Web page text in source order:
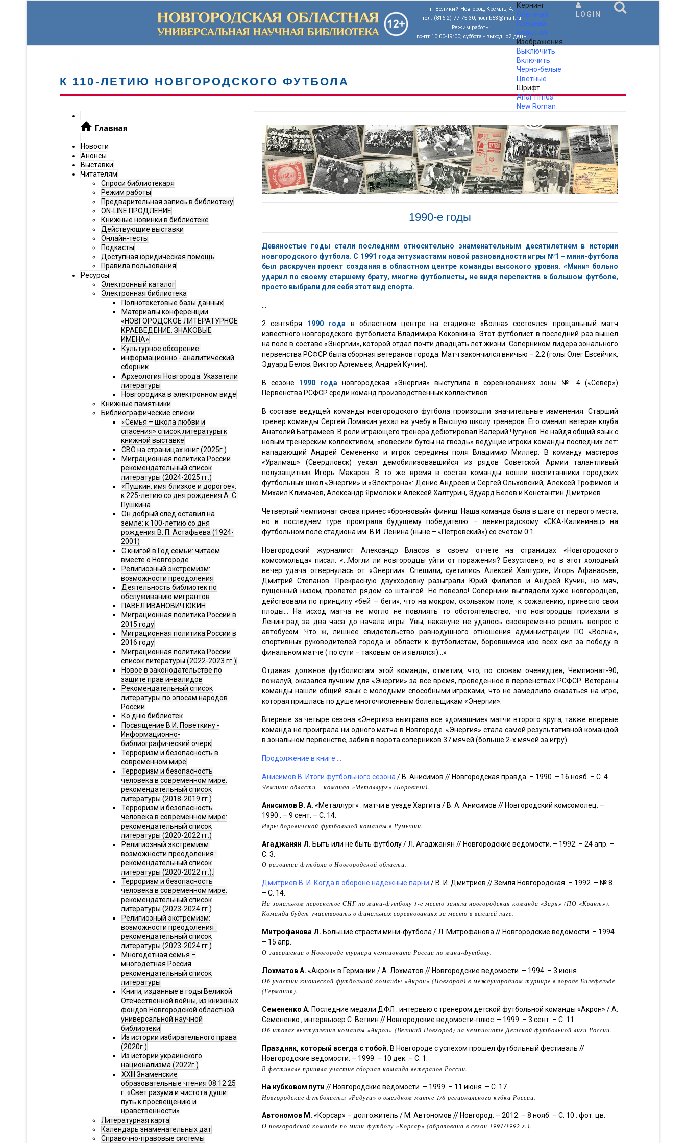
г. Великий Новгород, Кремль, 4;
тел. (816-2) 77-75-30, nounb53@mail.ru
Режим работы:
вс-пт 10:00-19:00; суббота - выходной день
Кернинг
Обычный
Средний
Большой
Изображения
Выключить
Включить
Черно-белые
Цветные
Шрифт
ArialTimes
New Roman
LOGIN
К 110-ЛЕТИЮ НОВГОРОДСКОГО ФУТБОЛА
Новости
Анонсы
Выставки
Читателям
Спроси библиотекаря
Режим работы
Предварительная запись в библиотеку
ON-LINE ПРОДЛЕНИЕ
Книжные новинки в библиотеке
Действующие выставки
Онлайн-тесты
Подкасты
Доступная юридическая помощь
Правила пользования
Ресурсы
Электронный каталог
Электронная библиотека
Полнотекстовые базы данных
Материалы конференции
«НОВГОРОДСКОЕ ЛИТЕРАТУРНОЕ
КРАЕВЕДЕНИЕ: ЗНАКОВЫЕ
ИМЕНА»
Культурное обозрение:
информационно - аналитический
сборник
Археология Новгорода. Указатели
литературы
Новгородика в электронном виде
Книжные памятники
Библиографические списки
«Семья – школа любви и
спасения» список литературы к
книжной выставке
СВО на страницах книг (2025г.)
Миграционная политика России
рекомендательный список
литературы (2024-2025 гг.)
«Пушкин: имя близкое и дорогое»:
к 225-летию со дня рождения А. С.
Пушкина
Он добрый след оставил на
земле: к 100-летию со дня
рождения В. П. Астафьева (1924-
2001)
С книгой в Год семьи: читаем
вместе о Новгороде
Религиозный экстремизм:
возможности преодоления
Деятельность библиотек по
обслуживанию мигрантов
ПАВЕЛ ИВАНОВИЧ ЮКИН
Миграционная политика России в
2015 году
Миграционная политика России в
2016 году
Миграционная политика России
список литературы (2022-2023 гг.)
Новое в законодательстве по
защите прав инвалидов
Рекомендательный список
литературы по эпосам народов
России
Ко дню библиотек
Посвящение В.И. Поветкину -
Информационно-
библиографический очерк
Терроризм и безопасность в
современном мире
Терроризм и безопасность
человека в современном мире:
рекомендательный список
литературы (2018-2019 гг.)
Терроризм и безопасность
человека в современном мире:
рекомендательный список
литературы (2020-2022 гг.)
Религиозный экстремизм:
возможности преодоления :
рекомендательный список
литературы (2020-2022 гг.).
Терроризм и безопасность
человека в современном мире:
рекомендательный список
литературы (2023-2024 гг.)
Религиозный экстремизм:
возможности преодоления :
рекомендательный список
литературы (2023-2024 гг.)
Многодетная семья –
многодетная Россия
рекомендательный список
литературы
Книги, изданные в годы Великой
Отечественной войны, из книжных
фондов Новгородской областной
универсальной научной
библиотеки
Из истории избирательного права
(2020г.)
Из истории украинского
национализма (2022г.)
XXIII Знаменские
образовательные чтения 08.12.25
г. «Свет разума и чистота души:
путь к просвещению и
нравственности»
Литературная карта
Календарь знаменательных дат
Справочно-правовые системы
1990-е годы
Девяностые годы стали последним относительно знаменательным десятилетием в истории
новгородского футбола. С 1991 года энтузиастами новой разновидности игры №1 – мини-футбола
был раскручен проект создания в областном центре команды высокого уровня. «Мини» больно
ударил по своему старшему брату, многие футболисты, не видя перспектив в большом футболе,
просто выбрали для себя этот вид спорта.
2 сентября 1990 года
в областном центре на стадионе «Волна» состоялся прощальный матч
известного новгородского футболиста Владимира Коковкина. Этот футболист в последний раз вышел
на поле в составе «Энергии», которой отдал почти двадцать лет жизни. Соперником лидера зонального
первенства РСФСР была сборная ветеранов города. Матч закончился вничью – 2:2 (голы Олег Евсейчик,
Эдуард Белов; Виктор Артемьев, Андрей Кучин).
В сезоне 1990 года новгородская «Энергия» выступила в соревнованиях зоны № 4 («Север»)
Первенства РСФСР среди команд производственных коллективов.
В составе ведущей команды новгородского футбола произошли значительные изменения. Старший
тренер команды Сергей Ломакин уехал на учебу в Высшую школу тренеров. Его сменил ветеран клуба
Анатолий Батрамеев. В роли играющего тренера дебютировал Валерий Чугунов. Не найдя общий язык с
новым тренерским коллективом, «повесили бутсы на гвоздь» ведущие игроки команды последних лет:
нападающий Андрей Семененко и игрок середины поля Владимир Миллер. В команду мастеров
«Уралмаш» (Свердловск) уехал демобилизовавшийся из рядов Советской Армии талантливый
полузащитник Игорь Макаров. В то же время в состав команды вошли воспитанники городских
футбольных школ «Энергии» и «Электрона»: Денис Андреев и Сергей Ольховский, Алексей Трофимов и
Михаил Климачев, Александр Ярмолюк и Алексей Халтурин, Эдуард Белов и Константин Дмитриев.
Четвертый чемпионат снова принес «бронзовый» финиш. Наша команда была в шаге от первого места,
но в последнем туре проиграла будущему победителю – ленинградскому «СКА-Калининец» на
футбольном поле стадиона им. В.И. Ленина (ныне – «Петровский») со счетом 0:1.
Новгородский журналист Александр Власов в своем отчете на страницах «Новгородского
комсомольца» писал: «...Могли ли новгородцы уйти от поражения? Безусловно, но в этот холодный
вечер удача отвернулась от «Энергии». Спешили, суетились Алексей Халтурин, Игорь Афанасьев,
Дмитрий Степанов. Прекрасную двухходовку разыграли Юрий Филипов и Андрей Кучин, но мяч,
пущенный низом, пролетел рядом со штангой. Не повезло! Соперники выглядели хуже новгородцев,
действовали по принципу «бей – беги», что на мокром, скользком поле, к сожалению, принесло свои
плоды... На исход матча не могло не повлиять то обстоятельство, что новгородцы приехали в
Ленинград за два часа до начала игры. Увы, накануне не удалось своевременно решить вопрос с
автобусом. Что ж, лишнее свидетельство равнодушного отношения администрации ПО «Волна»,
спортивных руководителей города и области к футболистам, боровшимся изо всех сил за победу в
финальном матче ( по сути – таковым он и являлся)...»
Отдавая должное футболистам этой команды, отметим, что, по словам очевидцев, Чемпионат-90,
пожалуй, оказался лучшим для «Энергии» за все время, проведенное в первенствах РСФСР. Ветераны
команды нашли общий язык с молодыми способными игроками, что не замедлило сказаться на игре,
которая пришлась по душе многочисленным болельщикам «Энергии».
Впервые за четыре сезона «Энергия» выиграла все «домашние» матчи второго круга, также впервые
команда не проиграла ни одного матча в Новгороде. «Энергия» стала самой результативной командой
в зональном первенстве, забив в ворота соперников 37 мячей (больше 2-х мячей за игру).
Продолжение в книге ...
Анисимов В. Итоги футбольного сезона / В. Анисимов // Новгородская правда. – 1990. – 16 нояб. – С. 4.
Чемпион области – команда «Металлург» (Боровичи).
Анисимов В. А. «Металлург» : матчи в уезде Харгита / В. А. Анисимов // Новгородский комсомолец. –
1990 . – 9 сент. – С. 14.
Игры боровичской футбольной команды в Румынии.
Агаджанян Л. Быть или не быть футболу / Л. Агаджанян // Новгородские ведомости. – 1992. – 24 апр. –
С. 3.
О развитии футбола в Новгородской области.
Дмитриев В. И. Когда в обороне надежные парни / В. И. Дмитриев // Земля Новгородская. – 1992. – № 8.
– С. 14.
На зональном первенстве СНГ по мини-футболу 1-е место заняла новгородская команда «Заря» (ПО «Квант»).
Команда будет участвовать в финальных соревнованиях за место в высшей лиге.
Митрофанова Л. Большие страсти мини-футбола / Л. Митрофанова // Новгородские ведомости. – 1994.
– 15 апр.
О завершении в Новгороде турнира чемпионата России по мини-футболу.
Лохматов А. «Акрон» в Германии / А. Лохматов // Новгородские ведомости. – 1994. – 3 июня.
Об участии юношеской футбольной команды «Акрон» (Новгород) в международном турнире в городе Билефельде
(Германия).
Семененко А. Последние медали ДФЛ : интервью с тренером детской футбольной команды «Акрон» / А.
Семененко ; интервьюер С. Веткин // Новгородские ведомости-плюс. – 1999. – 3 сент. – С. 11.
Об итогах выступления команды «Акрон» (Великий Новгород) на чемпионате Детской футбольной лиги России.
Праздник, который всегда с тобой. В Новгороде с успехом прошел футбольный фестиваль //
Новгородские ведомости. – 1999. – 10 дек. – С. 1.
В фестивале приняла участие сборная команда ветеранов России.
На кубковом пути // Новгородские ведомости. – 1999. – 11 июня. – С. 17.
Новгородские футболисты «Радуги» в выездном матче 1/8 регионального кубка России.
Автономов М. «Корсар» – долгожитель / М. Автономов // Новгород. – 2012. – 8 нояб. – С. 10 : фот. цв.
О новгородской команде по мини-футболу «Корсар» (образована в сезон 1991/1992 г.).